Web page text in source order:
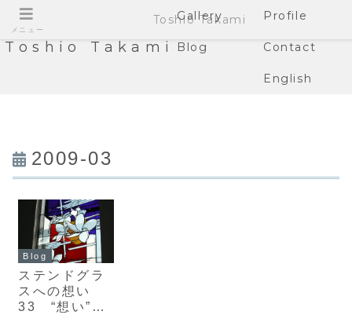
Toshio Takami
Gallery Profile
Blog Contact
English
2009-03
Blog
ステンドグラ
スへの想い
33 “想い”と
メニュー
Toshio Takami